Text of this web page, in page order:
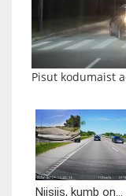
Pisut kodumaist
Niisiis, kumb on...